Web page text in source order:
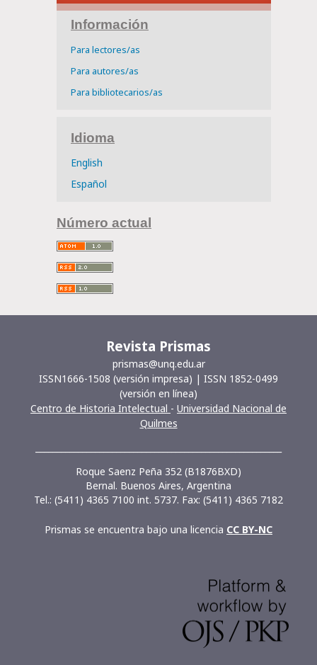
Información
Para lectores/as
Para autores/as
Para bibliotecarios/as
Idioma
English
Español
Número actual
Revista Prismas
prismas@unq.edu.ar
ISSN1666-1508 (versión impresa) | ISSN 1852-0499
(versión en línea)
Centro de Historia Intelectual - Universidad Nacional de
Quilmes
Roque Saenz Peña 352 (B1876BXD)
Bernal. Buenos Aires, Argentina
Tel.: (5411) 4365 7100 int. 5737. Fax: (5411) 4365 7182
Prismas se encuentra bajo una licencia CC BY-NC